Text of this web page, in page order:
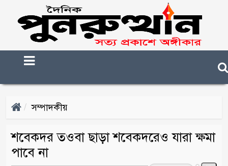
সম্পাদকীয়
শবেকদর তওবা ছাড়া শবেকদরেও যারা ক্ষমা
পাবে না